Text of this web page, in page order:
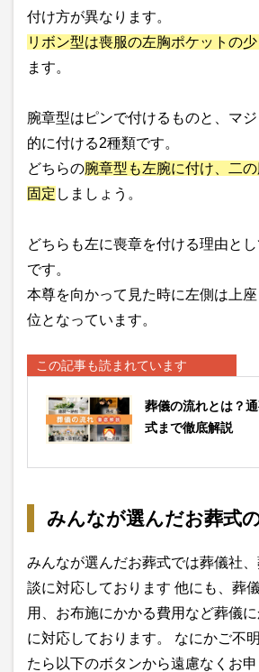
付け方が異なります。
リボン型は喪服の左胸ポケットの少
ます。
腕章型はピンで付けるものと、マ
的に付ける2種類です。
どちらの腕章型も左腕に付け、二
固定 しましょう。
どちらも左に喪章を付ける理由と
です。
本尊を向かって見た時に左側は上
位となっています。
この記事も読まれています
葬儀の流れとは？
式まで徹底解説
みんなが選んだお葬式
みんなが選んだお葬式では葬儀社
談に対応しております 他にも、葬
用、お布施にかかる費用など葬儀
に対応しております。 なにかご不
たら以下のボタンから遠慮なくお申